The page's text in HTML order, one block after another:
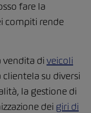
fare la
compiti rende
vendita di veicoli
clientela su diversi
la gestione di
dei giri di